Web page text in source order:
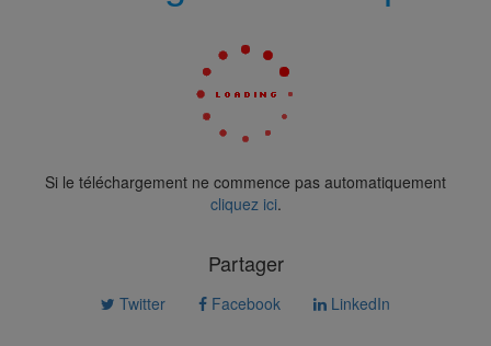
Si le téléchargement ne commence pas automatiquement
cliquez ici.
Partager
Twitter Facebook LinkedIn